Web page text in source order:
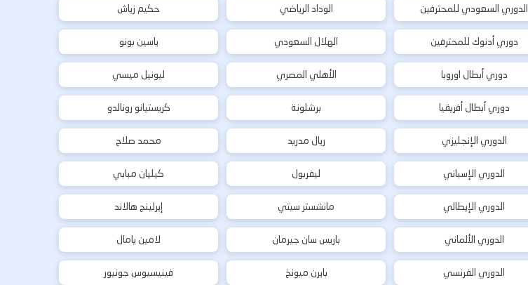
الدوري السعودي للمحترفين
دوري أدنوك للمحترفين
دوري أبطال اوروبا
دوري أبطال أفريقيا
الدوري الإنجليزي
الدوري الإسباني
الدوري الإيطالي
الدوري الألماني
الدوري الفرنسي
الوداد الرياضي
الهلال السعودي
الأهلي المصري
برشلونة
ريال مدريد
ليفربول
مانشستر سيتي
باريس سان جيرمان
بايرن ميونخ
حكيم زياش
ياسين بونو
ليونيل ميسي
كريستيانو رونالدو
محمد صلاح
كيليان مبابي
إيرلينج هالاند
لامين يامال
فينيسيوس جونيور